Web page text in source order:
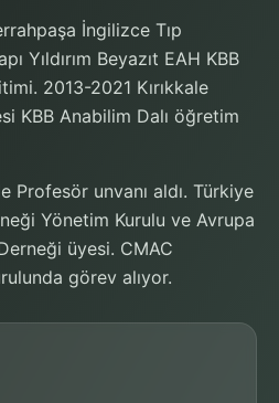
İngilizce Tıp
Yıldırım Beyazıt EAH KBB
2013-2021 Kırıkkale
KBB Anabilim Dalı öğretim
Profesör unvanı aldı. Türkiye
Yönetim Kurulu ve Avrupa
üyesi. CMAC
görev alıyor.